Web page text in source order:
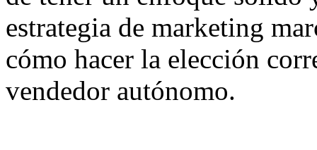
estrategia de marketing
cómo hacer la elección
vendedor autónomo.